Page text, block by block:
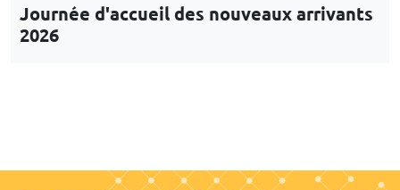
Journée d'accueil des nouveaux arrivants
2026